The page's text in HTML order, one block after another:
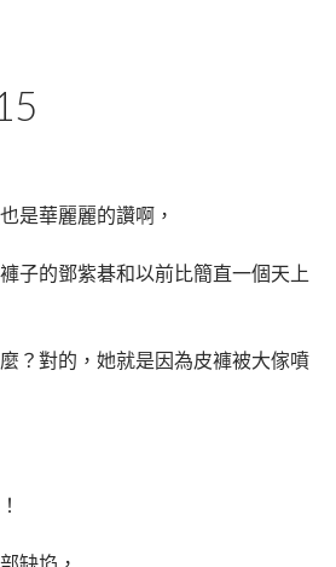
是華麗麗的讚啊，
子的鄧紫碁和以前比簡直一個天上
？對的，她就是因為皮褲被大傢噴